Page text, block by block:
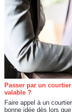
Passer par un
valable ?
Faire appel à un
bonne idée dès lors